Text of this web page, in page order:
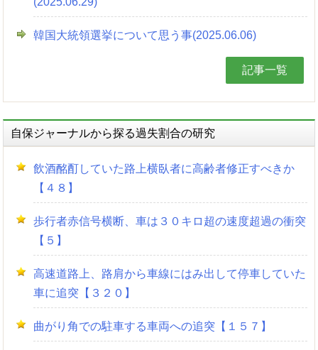
韓国大統領選挙について思う事(2025.06.06)
記事一覧
自保ジャーナルから探る過失割合の研究
飲酒酩酊していた路上横臥者に高齢者修正すべきか
【４８】
歩行者赤信号横断、車は３０キロ超の速度超過の衝突
【５】
高速道路上、路肩から車線にはみ出して停車していた
車に追突【３２０】
曲がり角での駐車する車両への追突【１５７】